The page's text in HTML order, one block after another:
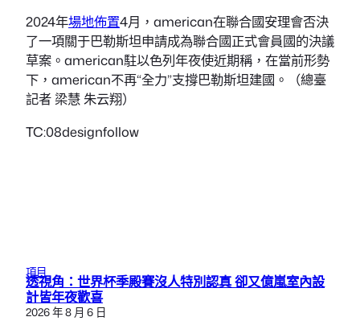
2024年場地佈置4月，american在聯合國安理會否決
了一項關于巴勒斯坦申請成為聯合國正式會員國的決議
草案。american駐以色列年夜使近期稱，在當前形勢
下，american不再“全力”支撐巴勒斯坦建國。（總臺
記者 梁慧 朱云翔）
TC:08designfollow
項目
透視角：世界杯季殿賽沒人特別認真 卻又億嵐室內設
計皆年夜歡喜
2026 年 8 月 6 日